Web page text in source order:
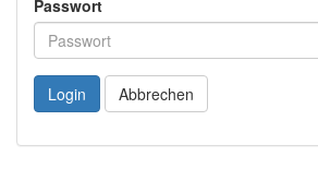
Passwort
Login Abbrechen